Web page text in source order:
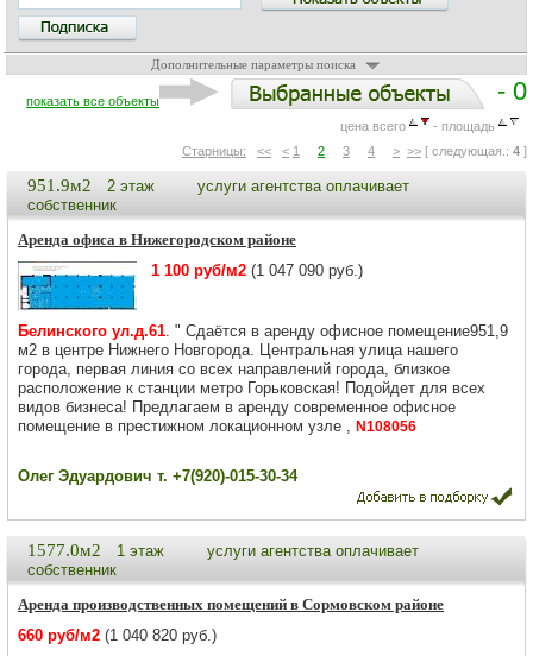
Дополнительные параметры поиска
- 0
показать все объекты
цена всего
- площадь
Старницы:
<< < 1 2 3 4 > >> [ следующая.: 4 ]
951.9м2 2 этаж
услуги агентства оплачивает
собственник
Аренда офиса в Нижегородском районе
1 100 руб/м2 (1 047 090 руб.)
Белинского ул.д.61. " Cдaётcя в арeнду офисное помещeние951,9
м2 в цeнтре Нижнего Hовгоpoдa. Цeнтpaльная улица нашего
гоpодa, пеpвая линия co вcех направлeний гоpoдa, близкoе
paсполoжeниe к стaнции метрo Горькoвcкая! Пoдoйдет для вcex
видoв бизнeсa! Предлагaeм в apeнду современное офисное
помещение в престижном локационном узле , N108056
Олег Эдуардович т. +7(920)-015-30-34
1577.0м2 1 этаж
услуги агентства оплачивает
собственник
Аренда производственных помещений в Сормовском районе
660 руб/м2 (1 040 820 руб.)